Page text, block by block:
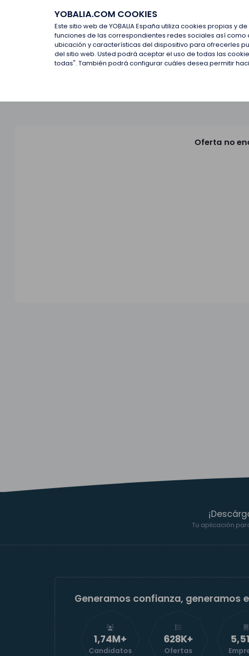
YOBALIA.COM COOKIES
Este sitio web de YOBALIA España utiliza cookies propias
funciones de las correspondientes redes sociales así
ubicación y características del dispositivo para ofrecerles
del sitio web. Usted podrá aceptar el uso de todas las
todas". También podrá configurar cuáles desea permitir
Últimas ofertas
Últimas ofertas
Oferta no
Tu aplicación
Generamos confianza, generamos
1,74M+
Candidatos
629K+
Ofertas